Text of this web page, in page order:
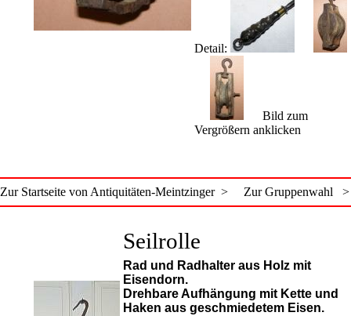
Detail:
Bild zum
Vergrößern anklicken
Zur Startseite von Antiquitäten-Meintzinger > Zur Gruppenwahl >
Seilrolle
Rad und Radhalter aus Holz mit
Eisendorn.
Drehbare Aufhängung mit Kette und
Haken aus geschmiedetem Eisen.